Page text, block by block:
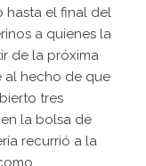
el final del
a quienes la
de la próxima
al hecho de que
tres
la bolsa de
recurrió a la